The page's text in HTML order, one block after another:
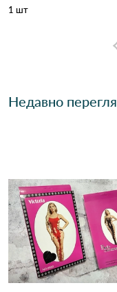
1 шт
Недавно